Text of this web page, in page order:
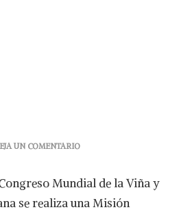
UN COMENTARIOEN
MEXICANO
Mundial de la Viña y
se realiza una Misión